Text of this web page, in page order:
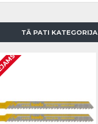
TĀ PATI KATEGORIJA